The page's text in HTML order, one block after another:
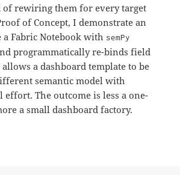
of rewiring them for every target
of Concept, I demonstrate an
Fabric Notebook with semPy
programmatically re-binds field
a dashboard template to be
semantic model with
The outcome is less a one-
a small dashboard factory.
Dashboard Templates with Fabric